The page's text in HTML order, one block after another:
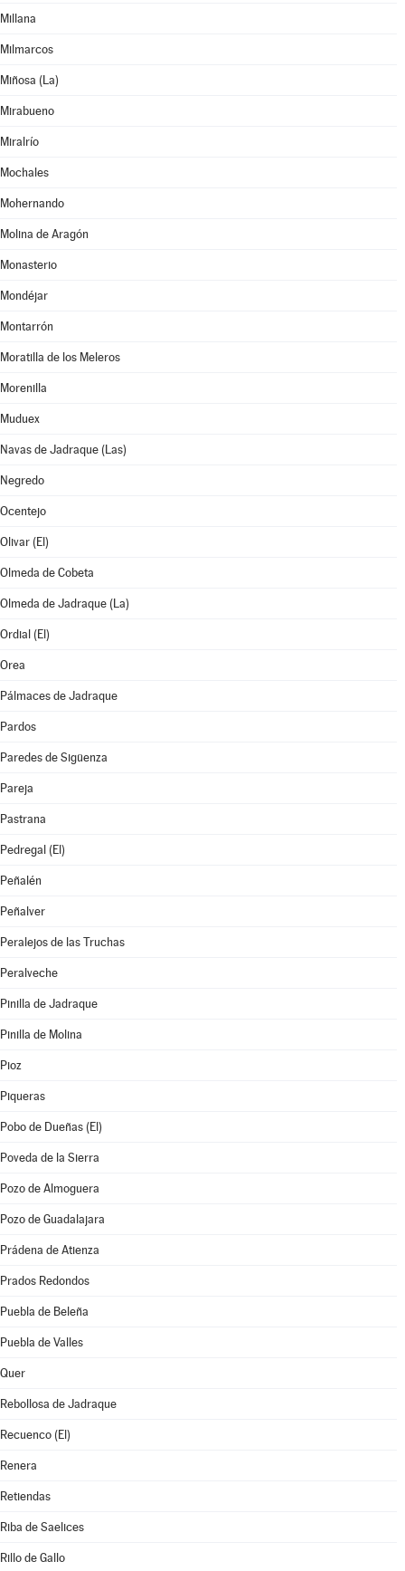
Millana
Milmarcos
Miñosa (La)
Mirabueno
Miralrío
Mochales
Mohernando
Molina de Aragón
Monasterio
Mondéjar
Montarrón
Moratilla de los Meleros
Morenilla
Muduex
Navas de Jadraque (Las)
Negredo
Ocentejo
Olivar (El)
Olmeda de Cobeta
Olmeda de Jadraque (La)
Ordial (El)
Orea
Pálmaces de Jadraque
Pardos
Paredes de Sigüenza
Pareja
Pastrana
Pedregal (El)
Peñalén
Peñalver
Peralejos de las Truchas
Peralveche
Pinilla de Jadraque
Pinilla de Molina
Pioz
Piqueras
Pobo de Dueñas (El)
Poveda de la Sierra
Pozo de Almoguera
Pozo de Guadalajara
Prádena de Atienza
Prados Redondos
Puebla de Beleña
Puebla de Valles
Quer
Rebollosa de Jadraque
Recuenco (El)
Renera
Retiendas
Riba de Saelices
Rillo de Gallo